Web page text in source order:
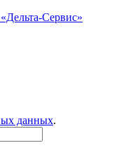
данных.